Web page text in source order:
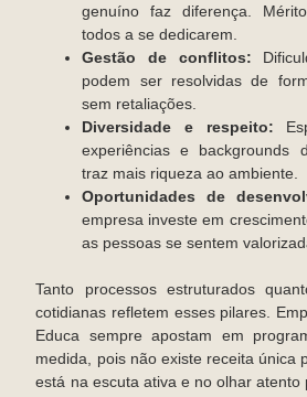
genuíno faz diferença.
todos a se dedicarem.
Gestão de conflitos:
podem ser resolvidas de
sem retaliações.
Diversidade e respeito:
experiências e backgrounds
traz mais riqueza ao ambiente.
Oportunidades de
empresa investe em
as pessoas se sentem
Tanto processos estruturados
cotidianas refletem esses pilares.
Educa sempre apostam em
medida, pois não existe receita única
está na escuta ativa e no olhar atento